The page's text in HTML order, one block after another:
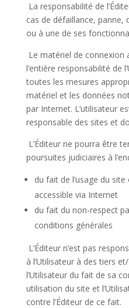
La responsabilité de
cas de défaillance,
ou à une de ses
Le matériel de connexion
l’entière responsabilité de
toutes les mesures
matériel et les données
par Internet. L’utilisateur
responsable des sites et
L’Éditeur ne pourra être
poursuites judiciaires à
du fait de l’usage du
accessible via Internet
du fait du non-respect
conditions générales
L’Éditeur n’est pas
à l’Utilisateur à des tiers
l’Utilisateur du fait de sa
utilisation du site et
contre l’Éditeur de ce fait.